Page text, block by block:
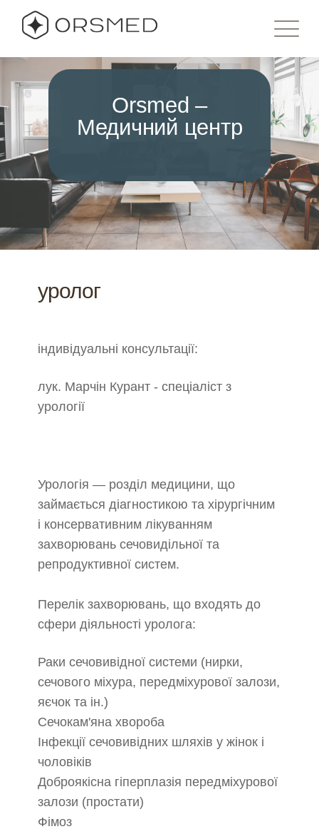
Orsmed –
Медичний центр
уролог
індивідуальні консультації:
лук. Марчін Курант - спеціаліст з
урології
Урологія — розділ медицини, що
займається діагностикою та хірургічним
і консервативним лікуванням
захворювань сечовидільної та
репродуктивної систем.
Перелік захворювань, що входять до
сфери діяльності уролога:
Раки сечовивідної системи (нирки,
сечового міхура, передміхурової залози,
яєчок та ін.)
Сечокам'яна хвороба
Інфекції сечовивідних шляхів у жінок і
чоловіків
Доброякісна гіперплазія передміхурової
залози (простати)
Фімоз